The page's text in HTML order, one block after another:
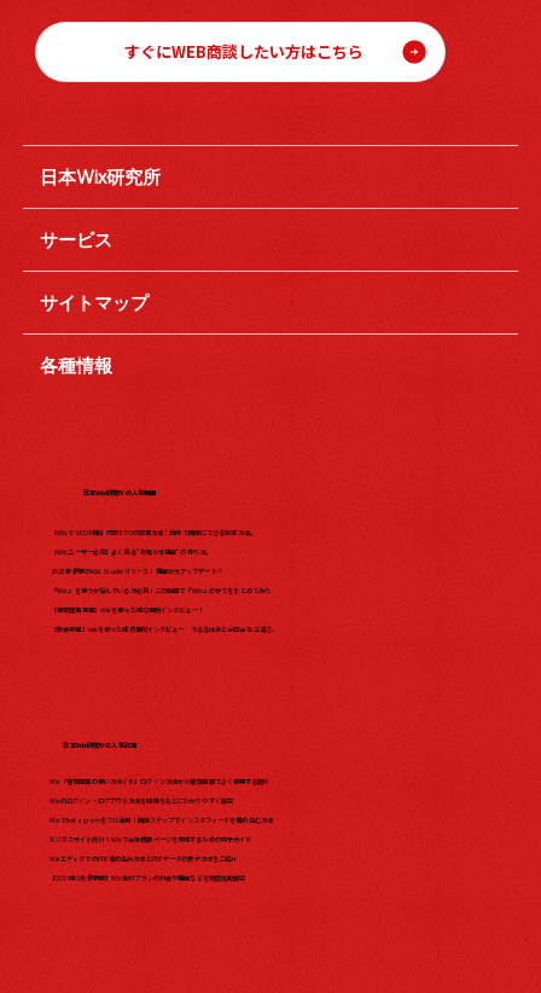
すぐにWEB商談したい方はこちら
日本Wix研究所の人気動画
【WixでSEO対策】内部SEOの設定方法！自分で簡単にできる設定方法。
【Wixユーザー必見】よく見る"お知らせ機能"の作り方。
2023年最新のWix Studio リリース！機能が大アップデート?!
『Wix』を使うか悩んでいる方必見！この動画で『Wix』の全てをまとめてみた​
【保育園事業編】Wixを使った成功事例インタビュー！
【飲食業編】wixを使った成功事例インタビュー うるるはあと合同会社 三浦さ...
日本Wix研究所の人気記事
Wix「管理画面の使い方ガイド」ログイン方法から管理画面でよく使用する箇所
Wixのログイン・ログアウト方法を画像をもとにわかりやすく解説
WixでInstagramをフル活用！簡単ステップでインスタフィードを埋め込む方法
ビジネスサイト向け！Wixで会社概要ページを作成するための完全ガイド
WixエディタでのPDF埋め込み方法とPDFデータの表示方法をご紹介
【2024年5月最新版】Wix有料プランの料金や機能などを徹底比較解説
日本Wix研究所
サービス
サイトマップ
各種情報